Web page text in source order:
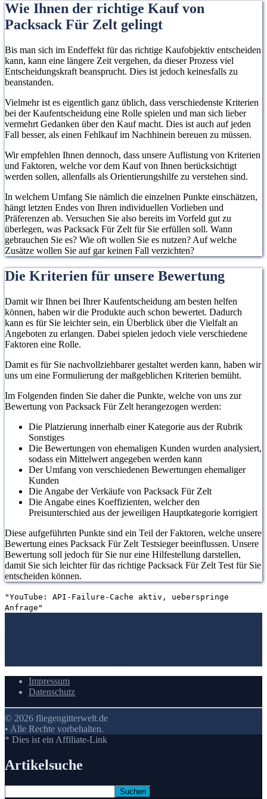
Wie Ihnen der richtige Kauf von
Packsack Für Zelt gelingt
Bis man sich im Endeffekt für das richtige Kaufobjektiv entscheiden
kann, kann eine längere Zeit vergehen, da dieser Prozess viel
Entscheidungskraft beansprucht. Dies ist jedoch keinesfalls zu
beanstanden.
Vielmehr ist es eigentlich ganz üblich, dass verschiedenste Kriterien
bei der Kaufentscheidung eine Rolle spielen und man sich lieber
vermehrt Gedanken über den Kauf macht. Dies ist auch auf jeden
Fall besser, als einen Fehlkauf im Nachhinein bereuen zu müssen.
Wir empfehlen Ihnen dennoch, dass unsere Auflistung von Kriterien
und Faktoren, welche vor dem Kauf von Ihnen berücksichtigt
werden sollen, allenfalls als Orientierungshilfe zu verstehen sind.
In welchem Umfang Sie nämlich die einzelnen Punkte einschätzen,
hängt letzten Endes von Ihren individuellen Vorlieben und
Präferenzen ab. Versuchen Sie also bereits im Vorfeld gut zu
überlegen, was Packsack Für Zelt für Sie erfüllen soll. Wann
gebrauchen Sie es? Wie oft wollen Sie es nutzen? Auf welche
Zusätze wollen Sie auf gar keinen Fall verzichten?
Die Kriterien für unsere Bewertung
Damit wir Ihnen bei Ihrer Kaufentscheidung am besten helfen
können, haben wir die Produkte auch schon bewertet. Dadurch
kann es für Sie leichter sein, ein Überblick über die Vielfalt an
Angeboten zu erlangen. Dabei spielen jedoch viele verschiedene
Faktoren eine Rolle.
Damit es für Sie nachvollziehbarer gestaltet werden kann, haben wir
uns um eine Formulierung der maßgeblichen Kriterien bemüht.
Im Folgenden finden Sie daher die Punkte, welche von uns zur
Bewertung von Packsack Für Zelt herangezogen werden:
Die Platzierung innerhalb einer Kategorie aus der Rubrik
Sonstiges
Die Bewertungen von ehemaligen Kunden wurden analysiert,
sodass ein Mittelwert angegeben werden kann
Der Umfang von verschiedenen Bewertungen ehemaliger
Kunden
Die Angabe der Verkäufe von Packsack Für Zelt
Die Angabe eines Koeffizienten, welcher den
Preisunterschied aus der jeweiligen Hauptkategorie korrigiert
Diese aufgeführten Punkte sind ein Teil der Faktoren, welche unsere
Bewertung eines Packsack Für Zelt Testsieger beeinflussen. Unsere
Bewertung soll jedoch für Sie nur eine Hilfestellung darstellen,
damit Sie sich leichter für das richtige Packsack Für Zelt Test für Sie
entscheiden können.
"YouTube: API-Failure-Cache aktiv, ueberspringe
Anfrage"
Impressum
Datenschutz
© 2026 fliegengitterwelt.de
• Alle Rechte vorbehalten.
* Dies ist ein Affiliate-Link
Artikelsuche